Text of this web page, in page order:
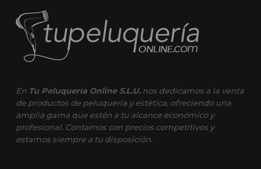
En Tu Peluquería Online S.L.U.nos dedicamos a la venta
de productos de peluquería y estética, ofreciendo una
amplia gama que estén a tu alcance económico y
profesional. Contamos con precios competitivos y
estamos siempre a tu disposición.